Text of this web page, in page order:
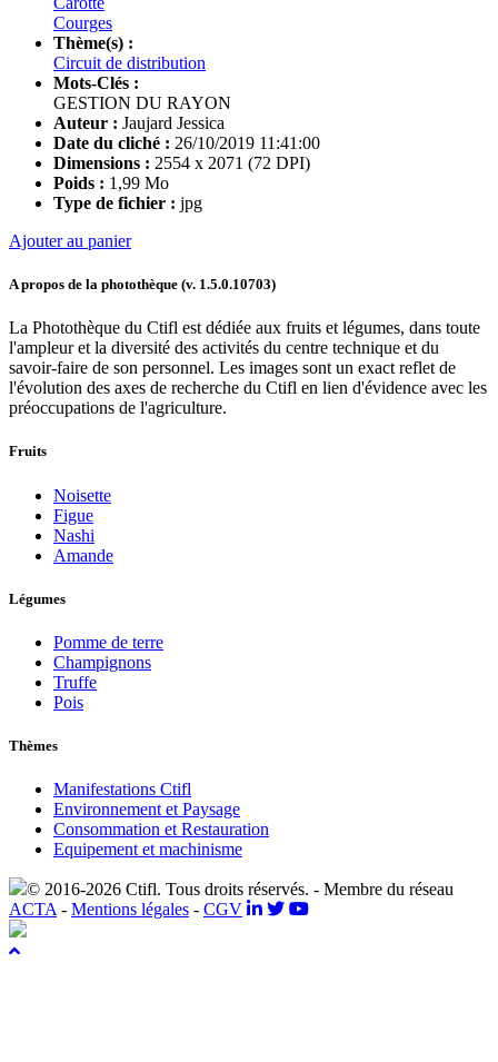
Courges
Thème(s) :
Circuit de distribution
Mots-Clés :
GESTION DU RAYON
Auteur : Jaujard Jessica
Date du cliché : 26/10/2019 11:41:00
Dimensions : 2554 x 2071 (72 DPI)
Poids : 1,99 Mo
Type de fichier : jpg
Ajouter au panier
A propos de la photothèque (v. 1.5.0.10703)
La Photothèque du Ctifl est dédiée aux fruits et légumes, dans toute
l'ampleur et la diversité des activités du centre technique et du
savoir-faire de son personnel. Les images sont un exact reflet de
l'évolution des axes de recherche du Ctifl en lien d'évidence avec les
préoccupations de l'agriculture.
Fruits
Noisette
Figue
Nashi
Amande
Légumes
Pomme de terre
Champignons
Truffe
Pois
Thèmes
Manifestations Ctifl
Environnement et Paysage
Consommation et Restauration
Equipement et machinisme
© 2016-2026 Ctifl. Tous droits réservés. - Membre du réseau
ACTA - Mentions légales - CGV